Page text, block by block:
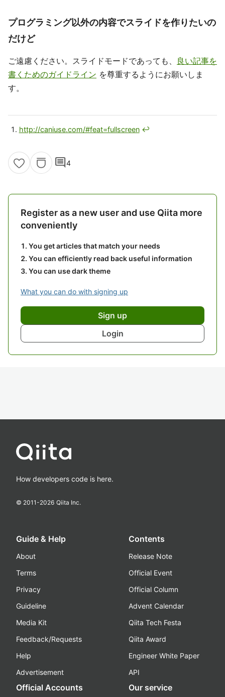
プログラミング以外の内容でスライドを作りたいの
だけど
ご遠慮ください。スライドモードであっても、 良い記事を
書くためのガイドライン を尊重するようにお願いしま
す。
http://caniuse.com/#feat=fullscreen ↩
comment4
Register as a new user and use Qiita more
conveniently
You get articles that match your needs
You can efficiently read back useful information
You can use dark theme
What you can do with signing up
Sign up
Login
How developers code is here.
© 2011-2026 Qiita Inc.
Guide & Help
About
Terms
Privacy
Guideline
Media Kit
Feedback/Requests
Help
Advertisement
Contents
Release Note
Official Event
Official Column
Advent Calendar
Qiita Tech Festa
Qiita Award
Engineer White Paper
API
Official Accounts Our service